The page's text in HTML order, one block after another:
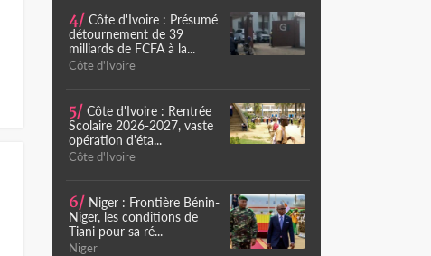
4/ Côte d'Ivoire : Présumé
détournement de 39
milliards de FCFA à la...
Côte d'Ivoire
5/ Côte d'Ivoire : Rentrée
Scolaire 2026-2027, vaste
opération d'éta...
Côte d'Ivoire
6/ Niger : Frontière Bénin-
Niger, les conditions de
Tiani pour sa ré...
Niger